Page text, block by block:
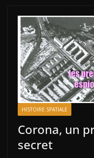
HISTOIRE SPATIALE
Corona, un
secret